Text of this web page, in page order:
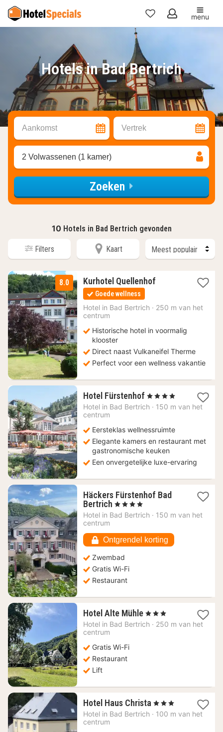
Mijn
menu
Hotels in Bad Bertrich
Aankomst Vertrek
2 Volwassenen (1 kamer)
Zoeken
10 Hotels in Bad Bertrich gevonden
Filters Kaart
8.0 Kurhotel Quellenhof2
138
Goede wellness
Hotel in Bad Bertrich · 250 m van het
centrum
Historische hotel in voormalig
klooster
Direct naast Vulkaneifel Therme
Perfect voor een wellness vakantie
Hotel Fürstenhof 1
nacht
€
, 4 Sterren
Hotel in Bad Bertrich · 150 m van het
centrum
Eersteklas wellnessruimte
Elegante kamers en restaurant met
gastronomische keuken
Een onvergetelijke luxe-ervaring
Häckers Fürstenhof Bad
Bertrich 1
nacht
€
, 4 Sterren
Hotel in Bad Bertrich · 150 m van het
centrum
Ontgrendel korting
Zwembad
Gratis Wi-Fi
Restaurant
Hotel Alte Mühle 1
nacht
, 3 Sterren
Hotel in Bad Bertrich · 250 m van het
centrum
Gratis Wi-Fi
Restaurant
Lift
Hotel Haus Christa 1
nacht
, 3 Sterren
Hotel in Bad Bertrich · 100 m van het
centrum